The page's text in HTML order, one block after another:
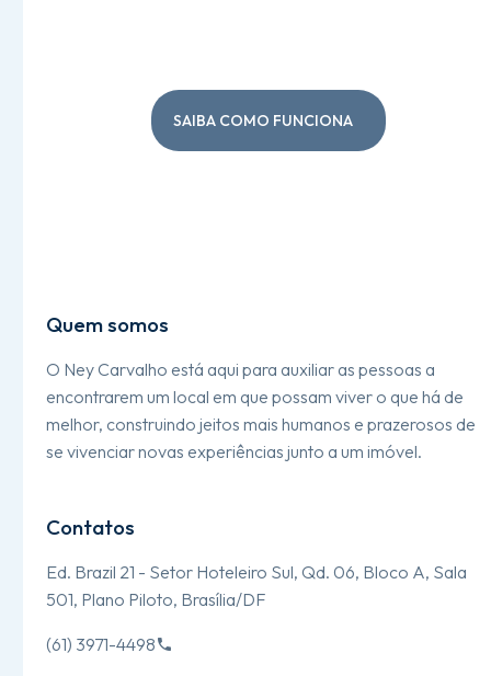
SAIBA COMO FUNCIONA
Quem somos
O Ney Carvalho está aqui para auxiliar as pessoas a
encontrarem um local em que possam viver o que há de
melhor, construindo jeitos mais humanos e prazerosos de
se vivenciar novas experiências junto a um imóvel.
Contatos
Ed. Brazil 21 - Setor Hoteleiro Sul, Qd. 06, Bloco A, Sala
501, Plano Piloto, Brasília/DF

(61) 3971-4498